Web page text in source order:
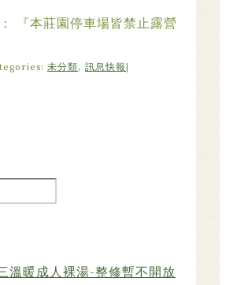
『本莊園停車場皆禁止露營
未分類, 訊息快報
溫暖成人裸湯-整修暫不開放